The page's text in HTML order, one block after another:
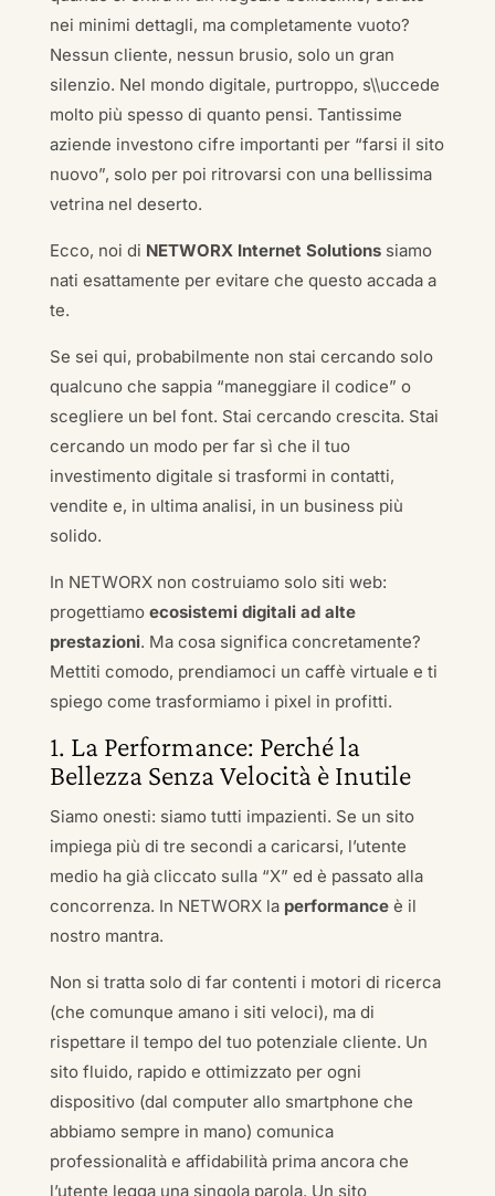
nei minimi dettagli, ma completamente vuoto?
Nessun cliente, nessun brusio, solo un gran
silenzio. Nel mondo digitale, purtroppo, s\\uccede
molto più spesso di quanto pensi. Tantissime
aziende investono cifre importanti per “farsi il sito
nuovo”, solo per poi ritrovarsi con una bellissima
vetrina nel deserto.
Ecco, noi di NETWORX Internet Solutionssiamo
nati esattamente per evitare che questo accada a
te.
Se sei qui, probabilmente non stai cercando solo
qualcuno che sappia “maneggiare il codice” o
scegliere un bel font. Stai cercando crescita. Stai
cercando un modo per far sì che il tuo
investimento digitale si trasformi in contatti,
vendite e, in ultima analisi, in un business più
solido.
In NETWORX non costruiamo solo siti web:
progettiamo ecosistemi digitali ad alte
prestazioni. Ma cosa significa concretamente?
Mettiti comodo, prendiamoci un caffè virtuale e ti
spiego come trasformiamo i pixel in profitti.
1. La Performance: Perché la
Bellezza Senza Velocità è Inutile
Siamo onesti: siamo tutti impazienti. Se un sito
impiega più di tre secondi a caricarsi, l’utente
medio ha già cliccato sulla “X” ed è passato alla
concorrenza. In NETWORX la performanceè il
nostro mantra.
Non si tratta solo di far contenti i motori di ricerca
(che comunque amano i siti veloci), ma di
rispettare il tempo del tuo potenziale cliente. Un
sito fluido, rapido e ottimizzato per ogni
dispositivo (dal computer allo smartphone che
abbiamo sempre in mano) comunica
professionalità e affidabilità prima ancora che
l’utente legga una singola parola. Un sito